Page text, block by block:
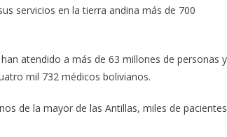
servicios en la tierra andina más de 700
atendido a más de 63 millones de personas y
mil 732 médicos bolivianos.
de la mayor de las Antillas, miles de pacientes